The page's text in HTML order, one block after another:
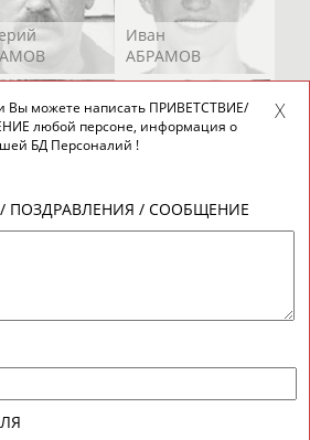
Иван
АБРАМОВ
АБРАМОВА
АБРАРОВ
Вы можете написать ПРИВЕТСТВИЕ/
любой персоне, информация о
БД Персоналий !
/ ПОЗДРАВЛЕНИЯ / СООБЩЕНИЕ